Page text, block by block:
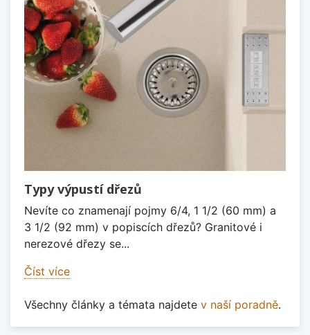
Typy výpustí dřezů
Nevíte co znamenají pojmy 6/4, 1 1/2 (60 mm) a
3 1/2 (92 mm) v popiscích dřezů? Granitové i
nerezové dřezy se...
Číst více
Všechny články a témata najdete v naší poradně.